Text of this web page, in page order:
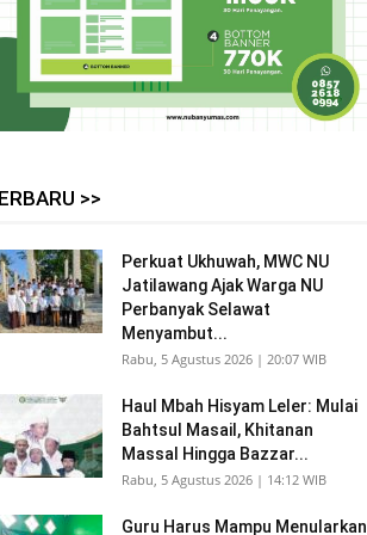
>>
Perkuat Ukhuwah, MWC NU
Jatilawang Ajak Warga NU
Perbanyak Selawat
Menyambut...
Rabu, 5 Agustus 2026 | 20:07 WIB
Haul Mbah Hisyam Leler: Mulai
Bahtsul Masail, Khitanan
Massal Hingga Bazzar...
Rabu, 5 Agustus 2026 | 14:12 WIB
Guru Harus Mampu Menularkan